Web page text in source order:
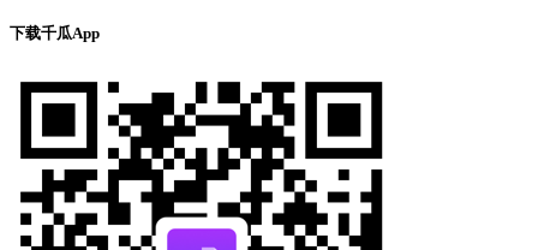
下载千瓜App